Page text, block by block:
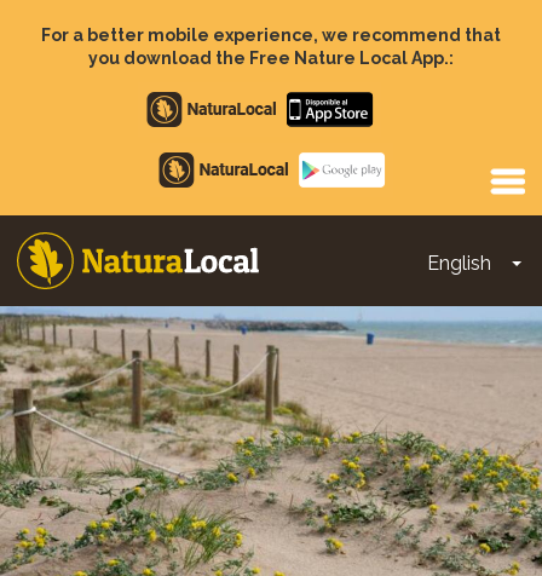
For a better mobile experience, we recommend that
you download the Free Nature Local App.:
Apple
store
Google
Play
English
Main
navigation